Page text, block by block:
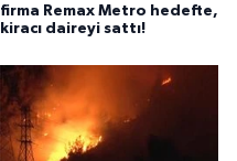
firma Remax Metro hedefte,
kiracı daireyi sattı!